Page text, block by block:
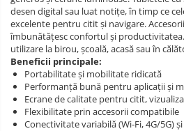
desen digital sau luat notițe, în timp ce
excelente pentru citit și navigare.
îmbunătățesc confortul și
utilizare la birou, școală, acasă sau în
Beneficii principale:
Portabilitate și mobilitate ridicată
Performanță bună pentru aplicații și
Ecrane de calitate pentru citit,
Flexibilitate prin accesorii compatibile
Conectivitate variabilă (Wi‑Fi, 4G/5G)